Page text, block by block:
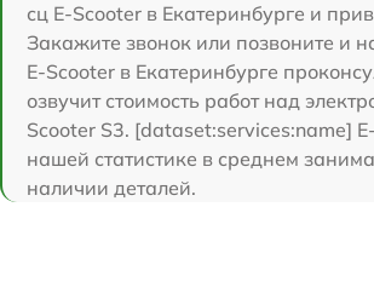
сц E-Scooter в Екатеринбурге и
Закажите звонок или позвоните и
E-Scooter в Екатеринбурге
озвучит стоимость работ над
Scooter S3. [dataset:services:name]
нашей статистике в среднем
наличии деталей.